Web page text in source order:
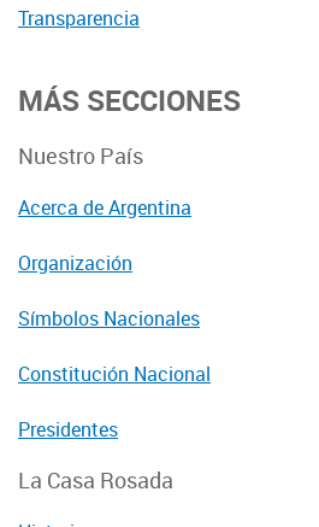
Transparencia
MÁS SECCIONES
Nuestro País
Acerca de Argentina
Organización
Símbolos Nacionales
Constitución Nacional
Presidentes
La Casa Rosada